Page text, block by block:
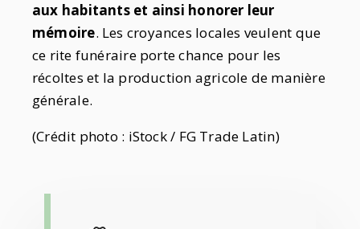
aux habitants et ainsi honorer leur
mémoire. Les croyances locales veulent que
ce rite funéraire porte chance pour les
récoltes et la production agricole de manière
générale.
(Crédit photo : iStock / FG Trade Latin)